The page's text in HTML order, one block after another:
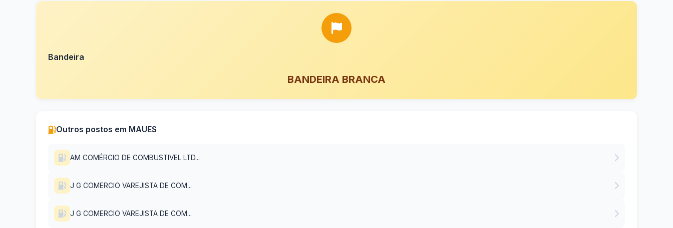
Bandeira
BANDEIRA BRANCA
Outros postos em MAUES
AM COMÉRCIO DE COMBUSTIVEL LTD...
J G COMERCIO VAREJISTA DE COM...
J G COMERCIO VAREJISTA DE COM...